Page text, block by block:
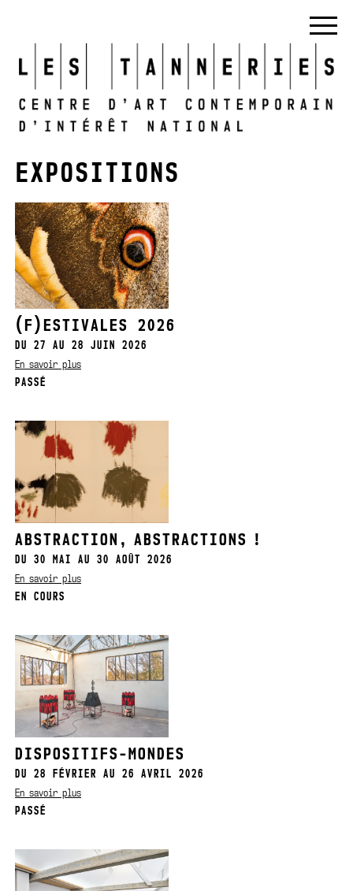
EXPOSITIONS
(F)ESTIVALES 2026
DU 27 AU 28 JUIN 2026
En savoir plus
PASSÉ
ABSTRACTION, ABSTRACTIONS !
DU 30 MAI AU 30 AOÛT 2026
En savoir plus
EN COURS
DISPOSITIFS-MONDES
DU 28 FÉVRIER AU 26 AVRIL 2026
En savoir plus
PASSÉ